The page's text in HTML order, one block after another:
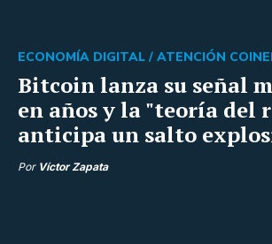
Bitcoin lanza su señal
en años y la "teoría del
anticipa un salto
ECONOMÍA DIGITAL / ATENCIÓN
Por Víctor Zapata